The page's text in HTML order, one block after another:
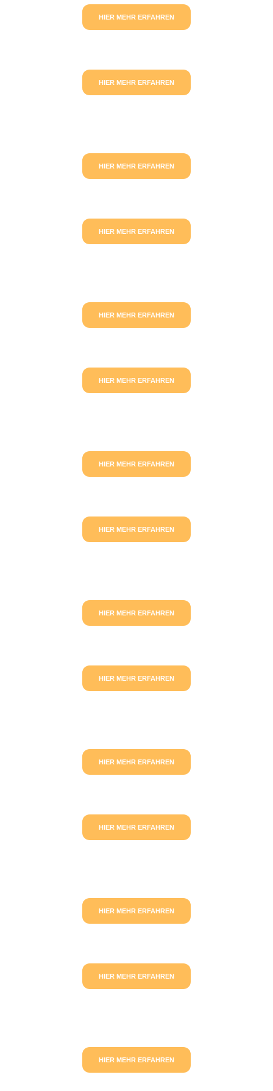
HIER MEHR ERFAHREN
HIER MEHR ERFAHREN
HIER MEHR ERFAHREN
HIER MEHR ERFAHREN
HIER MEHR ERFAHREN
HIER MEHR ERFAHREN
HIER MEHR ERFAHREN
HIER MEHR ERFAHREN
HIER MEHR ERFAHREN
HIER MEHR ERFAHREN
HIER MEHR ERFAHREN
HIER MEHR ERFAHREN
HIER MEHR ERFAHREN
HIER MEHR ERFAHREN
HIER MEHR ERFAHREN